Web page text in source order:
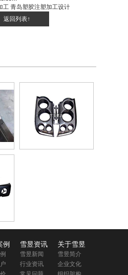
工 青岛塑胶注塑加工设计
返回列表↑
例 雪昱资讯
雪昱新闻
行业资讯
关于雪昱
雪昱简介
企业文化